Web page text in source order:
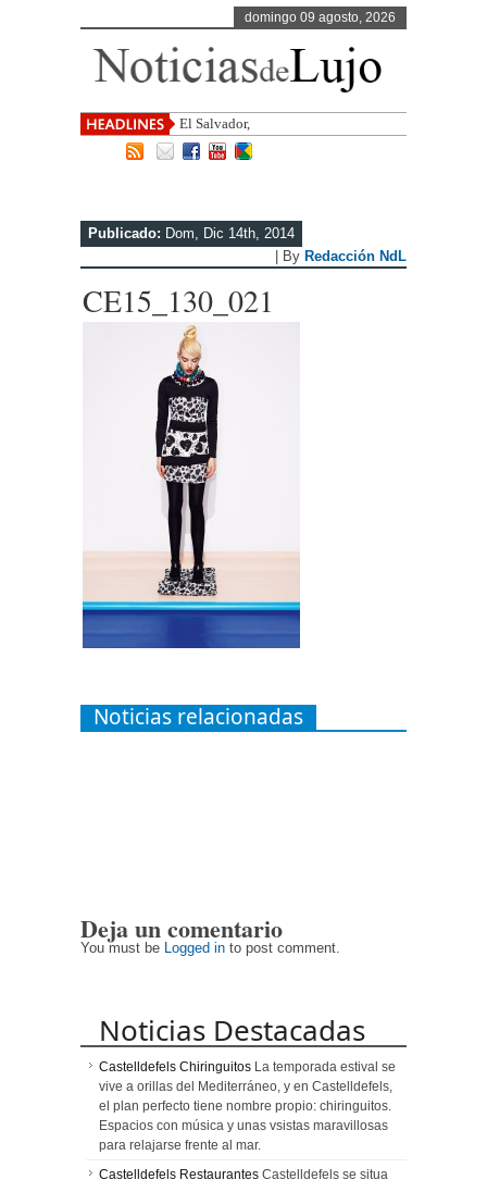
domingo 09 agosto, 2026
El Salvador, uno de los destinos con
Publicado: Dom, Dic 14th, 2014
| By Redacción NdL
CE15_130_021
Noticias relacionadas
Deja un comentario
You must be Logged in to post comment.
Noticias Destacadas
Castelldefels Chiringuitos La temporada estival se
vive a orillas del Mediterráneo, y en Castelldefels,
el plan perfecto tiene nombre propio: chiringuitos.
Espacios con música y unas vsistas maravillosas
para relajarse frente al mar.
Castelldefels Restaurantes Castelldefels se situa